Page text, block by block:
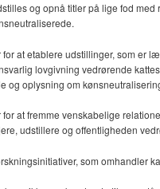
og opnå titler på lige fod
for at etablere udstillinger, som er
lovgivning vedrørende
og oplysning om
for at fremme venskabelige
udstillere og offentligheden
som omhandler